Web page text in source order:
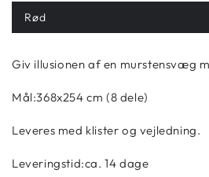
Rød
Giv illusionen af en murstensvæg
Mål:368x254 cm (8 dele)
Leveres med klister og vejledning.
Leveringstid:ca. 14 dage